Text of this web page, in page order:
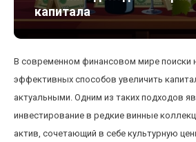
капитала
В современном финансовом мире поиски
эффективных способов увеличить
актуальными. Одним из таких подходов
инвестирование в редкие винные
актив, сочетающий в себе культурную